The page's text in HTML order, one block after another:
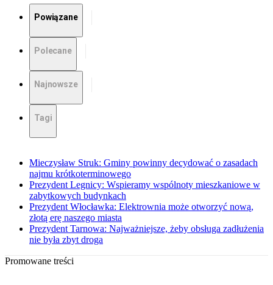
Powiązane
Polecane
Najnowsze
Tagi
Mieczysław Struk: Gminy powinny decydować o zasadach
najmu krótkoterminowego
Prezydent Legnicy: Wspieramy wspólnoty mieszkaniowe w
zabytkowych budynkach
Prezydent Włocławka: Elektrownia może otworzyć nową,
złotą erę naszego miasta
Prezydent Tarnowa: Najważniejsze, żeby obsługa zadłużenia
nie była zbyt droga
Promowane treści